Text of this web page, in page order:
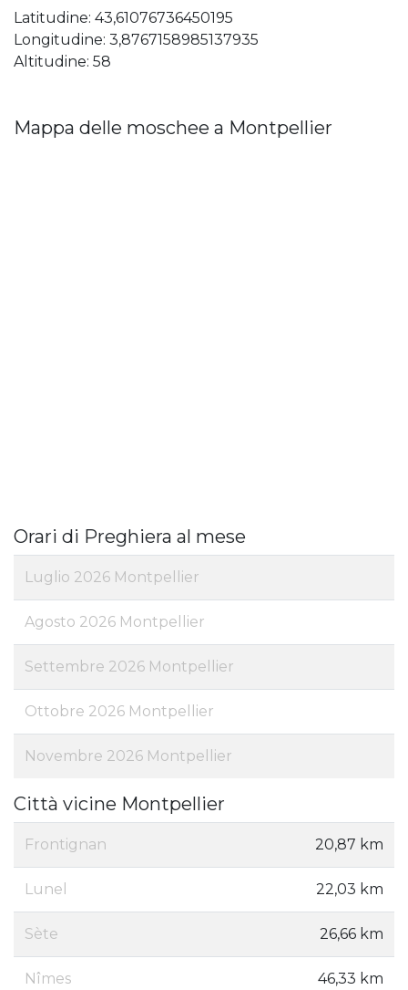
Latitudine: 43,61076736450195
Longitudine: 3,8767158985137935
Altitudine: 58
Mappa delle moschee a Montpellier
Orari di Preghiera al mese
Luglio 2026 Montpellier
Agosto 2026 Montpellier
Settembre 2026 Montpellier
Ottobre 2026 Montpellier
Novembre 2026 Montpellier
Città vicine Montpellier
Frontignan 20,87 km
Lunel 22,03 km
Sète 26,66 km
Nîmes 46,33 km